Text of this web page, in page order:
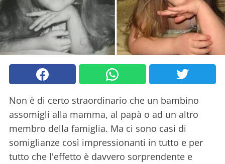
Non è di certo straordinario che un bambino
assomigli alla mamma, al papà o ad un altro
membro della famiglia. Ma ci sono casi di
somiglianze così impressionanti in tutto e per
tutto che l'effetto è davvero sorprendente e